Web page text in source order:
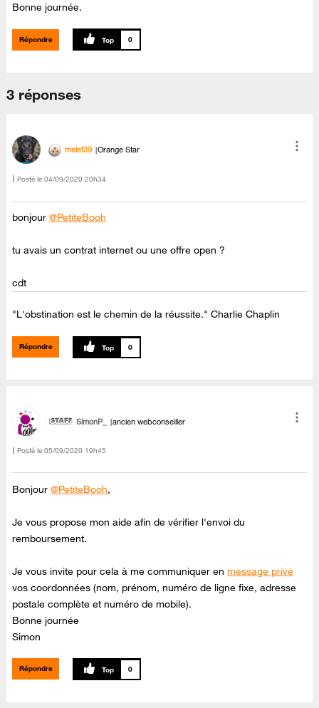
Bonne journée.
Répondre 0
3 réponses
melet39 Orange Star
Posté le ‎04/09/2020 20h34
bonjour@PetiteBooh
tu avais un contrat internet ou une offre open ?
cdt
"L'obstination est le chemin de la réussite." Charlie Chaplin
Répondre 0
SimonP_ ancien webconseiller
Posté le ‎05/09/2020 19h45
Bonjour@PetiteBooh,
Je vous propose mon aide afin de vérifier l'envoi du
remboursement.
Je vous invite pour cela à me communiquer enmessage privé
vos coordonnées (nom, prénom, numéro de ligne fixe, adresse
postale complète et numéro de mobile).
Bonne journée
Simon
Répondre 0